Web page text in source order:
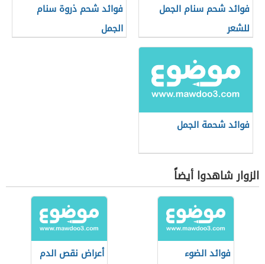
فوائد شحم سنام الجمل
للشعر
فوائد شحم ذروة سنام
الجمل
فوائد شحمة الجمل
الزوار شاهدوا أيضاً
فوائد الضوء
أعراض نقص الدم